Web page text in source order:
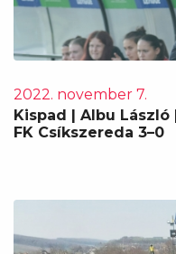
2022. november 7.
Kispad | Albu László
FK Csíkszereda 3–0